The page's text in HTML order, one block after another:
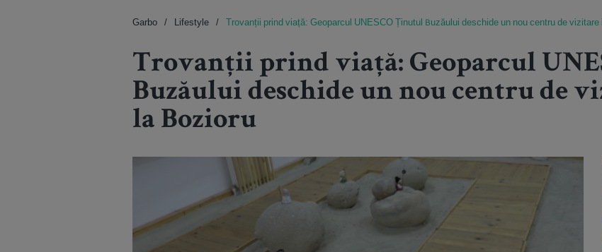
Garbo Lifestyle Trovanții prind viață: Geoparcul UNESCO Ținutul Buzăului deschide un nou centru de
Trovanții prind viață: Geoparcul
Buzăului deschide un nou centru de
la Bozioru